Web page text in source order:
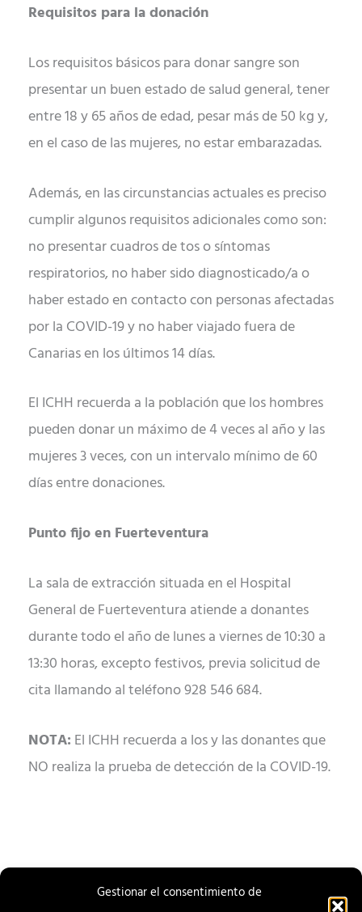
Gestionar el consentimiento de
Requisitos para la donación
Los requisitos básicos para donar sangre son
presentar un buen estado de salud general, tener
entre 18 y 65 años de edad, pesar más de 50 kg y,
en el caso de las mujeres, no estar embarazadas.
Además, en las circunstancias actuales es preciso
cumplir algunos requisitos adicionales como son:
no presentar cuadros de tos o síntomas
respiratorios, no haber sido diagnosticado/a o
haber estado en contacto con personas afectadas
por la COVID-19 y no haber viajado fuera de
Canarias en los últimos 14 días.
El ICHH recuerda a la población que los hombres
pueden donar un máximo de 4 veces al año y las
mujeres 3 veces, con un intervalo mínimo de 60
días entre donaciones.
Punto fijo en Fuerteventura
La sala de extracción situada en el Hospital
General de Fuerteventura atiende a donantes
durante todo el año de lunes a viernes de 10:30 a
13:30 horas, excepto festivos, previa solicitud de
cita llamando al teléfono 928 546 684.
NOTA: El ICHH recuerda a los y las donantes que
NO realiza la prueba de detección de la COVID-19.